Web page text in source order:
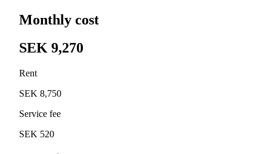
Monthly cost
SEK 9,270
Rent
SEK 8,750
Service fee
SEK 520